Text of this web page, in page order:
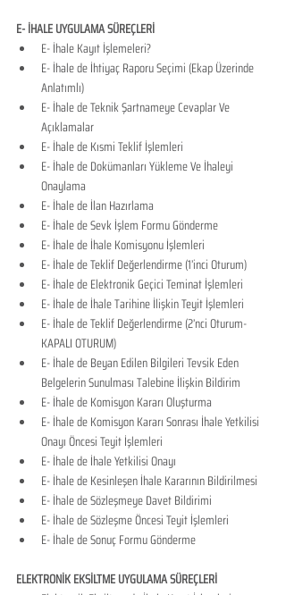
E- İHALE UYGULAMA SÜREÇLERİ
​E- İhale Kayıt İşlemeleri?
E- İhale de İhtiyaç Raporu Seçimi (Ekap Üzerinde
Anlatımlı)
E- İhale de Teknik Şartnameye Cevaplar Ve
Açıklamalar
E- İhale de Kısmi Teklif İşlemleri
E- İhale de Dokümanları Yükleme Ve İhaleyi
Onaylama
E- İhale de İlan Hazırlama
E- İhale de Sevk İşlem Formu Gönderme
E- İhale de İhale Komisyonu İşlemleri
E- İhale de Teklif Değerlendirme (1’inci Oturum)
E- İhale de Elektronik Geçici Teminat İşlemleri
E- İhale de İhale Tarihine İlişkin Teyit İşlemleri
E- İhale de Teklif Değerlendirme (2’nci Oturum-
KAPALI OTURUM)
E- İhale de Beyan Edilen Bilgileri Tevsik Eden
Belgelerin Sunulması Talebine İlişkin Bildirim
E- İhale de Komisyon Kararı Oluşturma
E- İhale de Komisyon Kararı Sonrası İhale Yetkilisi
Onayı Öncesi Teyit İşlemleri
E- İhale de İhale Yetkilisi Onayı
E- İhale de Kesinleşen İhale Kararının Bildirilmesi
E- İhale de Sözleşmeye Davet Bildirimi
E- İhale de Sözleşme Öncesi Teyit İşlemleri
E- İhale de Sonuç Formu Gönderme
ELEKTRONİK EKSİLTME UYGULAMA SÜREÇLERİ